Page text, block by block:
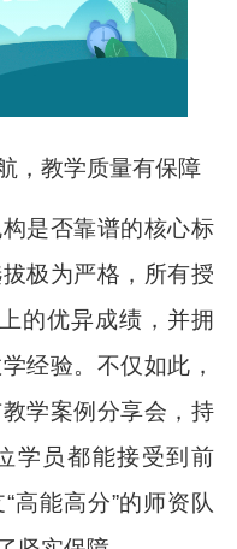
，教学质量有保障
是否靠谱的核心标
极为严格，所有授
的优异成绩，并拥
经验。不仅如此，
学案例分享会，持
学员都能接受到前
高能高分”的师资队